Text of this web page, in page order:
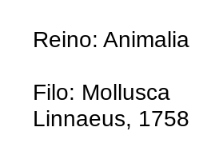
Reino: Animalia
Filo: Mollusca
Linnaeus, 1758